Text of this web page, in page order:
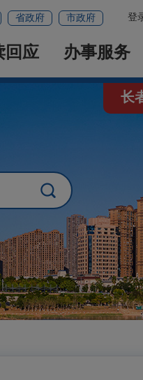
登
省政府 市政府
回应 办事服务
长